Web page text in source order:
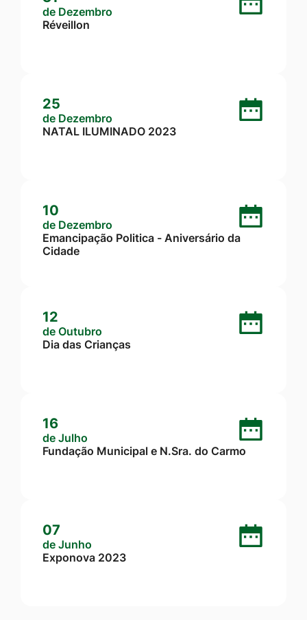
de Dezembro
Réveillon
25
de Dezembro
NATAL ILUMINADO 2023
10
de Dezembro
Emancipação Politica - Aniversário da
Cidade
12
de Outubro
Dia das Crianças
16
de Julho
Fundação Municipal e N.Sra. do Carmo
07
de Junho
Exponova 2023